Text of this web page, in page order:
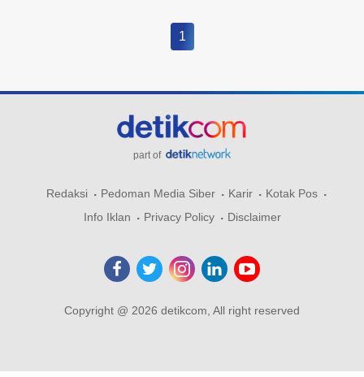
1
part of
Redaksi Pedoman Media Siber Karir
Kotak Pos
Info Iklan
Privacy Policy Disclaimer
Copyright @ 2026 detikcom, All right reserved